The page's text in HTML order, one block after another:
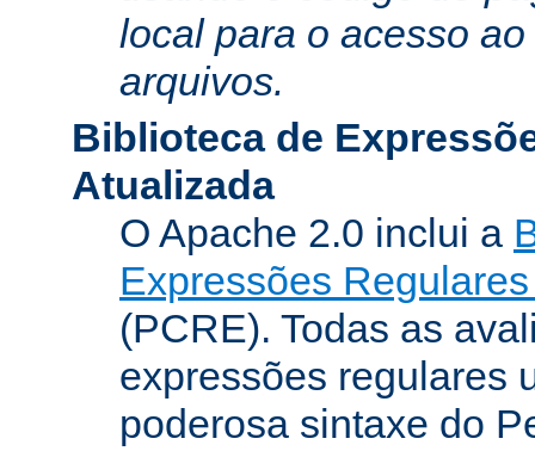
local para o acesso
arquivos.
Biblioteca de
Atualizada
O Apache 2.0 inclui a
Expressões
(PCRE). Todas as
expressões regulares
poderosa sintaxe do